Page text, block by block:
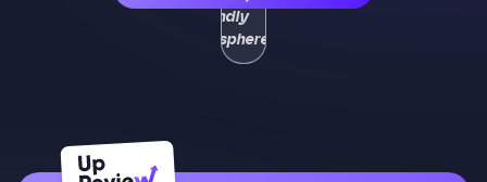
a friendly
atmosphere....